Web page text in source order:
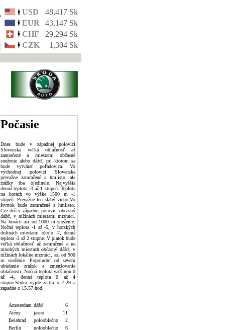
USD
48,417 Sk
EUR
43,147 Sk
CHF
29,294 Sk
CZK
1,304 Sk
Počasie
Dnes bude v západnej polovici
Slovenska veľká oblačnosť až
zamračené a miestami občasné
sneženie alebo dážď, pri ktorom sa
bude vytvárať poľadovica. Vo
východnej polovici Slovenska
prevažne zamračené a hmlisto, ale
zrážky iba ojedinele. Najvyššia
denná teplota -3 až 1 stupeň. Teplota
na horách vo výške 1500 m -1
stupeň. Prevažne len slabý vietor.Vo
štvrtok bude zamračené a hmlisto.
Cez deň v západnej polovici občasný
dážď, v nížinách miestami mrznúci.
Na horách asi od 1000 m sneženie.
Nočná teplota -1 až -5, v horských
dolinách miestami okolo -7, denná
teplota -2 až 2 stupne. V piatok bude
veľká oblačnosť až zamračené a na
mnohých miestach občasný dážď, v
nížinách lokálne mrznúci, asi od 900
m sneženie. Popoludní od severu
ubúdanie zrážok a zmenšovanie
oblačnosti. Nočná teplota väčšinou 0
až -4, denná teplota 0 až 4
stupne.Slnko vyjde zajtra o 7.29 a
zapadne o 15.57 hod.
Amsterdam dážď
6
Atény
jasno
11
Belehrad
polooblačno
2
Berlín
polooblačno
6